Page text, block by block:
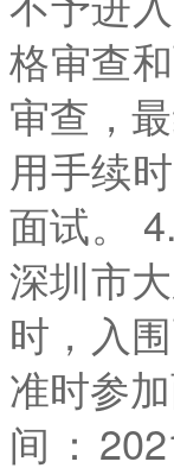
格审查
审查，
用手续
面试。
深圳市
时，入
准时参
间：